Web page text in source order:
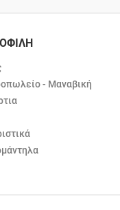
- Μαναβική